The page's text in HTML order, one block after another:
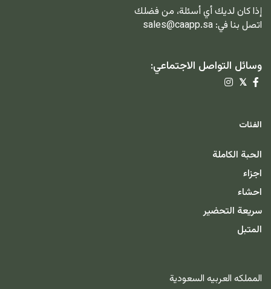
إذا كان لديك أي أسئلة، من فضلك
اتصل بنا في: sales@caapp.sa
وسائل التواصل الاجتماعي:
𝕏
الفئات
الحبة الكاملة
اجزاء
احشاء
سريعة التحضير
المتبل
المملكه العربيه السعودية